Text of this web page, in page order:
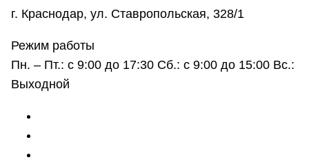
г. Краснодар, ул. Ставропольская, 328/1
Режим работы
Пн. – Пт.: с 9:00 до 17:30 Сб.: с 9:00 до 15:00 Вс.:
Выходной